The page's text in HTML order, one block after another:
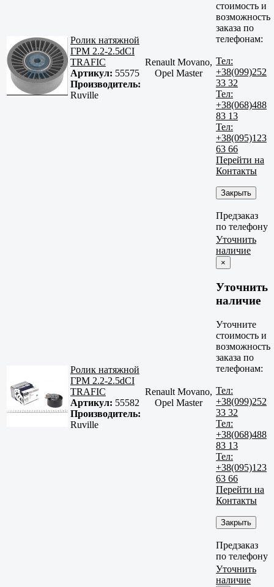
Ролик натяжной
ГРМ 2.2-2.5dCI
TRAFIC
Артикул: 55575
Производитель:
Ruville
Renault Movano,
Opel Master
стоимость и
возможность
заказа по
телефонам:
Тел:
+38(099)252
33 32
Тел:
+38(068)488
83 13
Тел:
+38(095)123
63 66
Перейти на
Контакты
Закрыть
Предзаказ
по телефону
Ролик натяжной
ГРМ 2.2-2.5dCI
TRAFIC
Артикул: 55582
Производитель:
Ruville
Renault Movano,
Opel Master
Уточнить
наличие
×
Уточнить
наличие
Уточните
стоимость и
возможность
заказа по
телефонам:
Тел:
+38(099)252
33 32
Тел:
+38(068)488
83 13
Тел:
+38(095)123
63 66
Перейти на
Контакты
Закрыть
Предзаказ
по телефону
Уточнить
наличие